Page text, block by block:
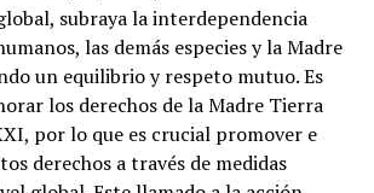
subraya la interdependencia
las demás especies y la Madre
un equilibrio y respeto mutuo. Es
los derechos de la Madre Tierra
por lo que es crucial promover e
derechos a través de medidas